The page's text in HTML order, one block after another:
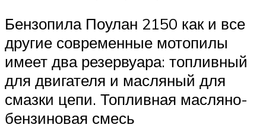
Бензопила Поулан 2150 как и все
другие современные мотопилы
имеет два резервуара: топливный
для двигателя и масляный для
смазки цепи. Топливная масляно-
бензиновая смесь